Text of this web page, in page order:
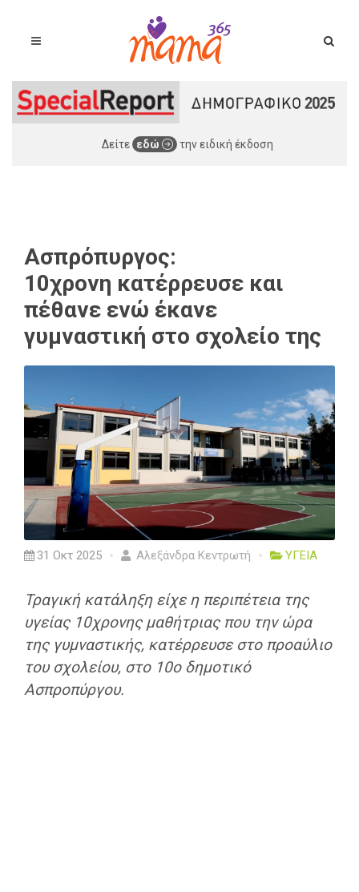
Δείτε εδώ την ειδική έκδοση
Ασπρόπυργος:
10χρονη κατέρρευσε και
πέθανε ενώ έκανε
γυμναστική στο σχολείο της
31 Οκτ 2025 Αλεξάνδρα Κεντρωτή ΥΓΕΙΑ
Τραγική κατάληξη είχε η περιπέτεια της
υγείας 10χρονης μαθήτριας που την ώρα
της γυμναστικής, κατέρρευσε στο προαύλιο
του σχολείου, στο 10ο δημοτικό
Ασπροπύργου.